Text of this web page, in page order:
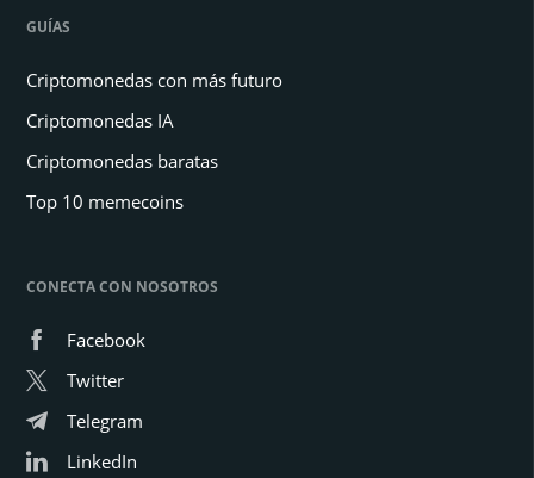
GUÍAS
Criptomonedas con más futuro
Criptomonedas IA
Criptomonedas baratas
Top 10 memecoins
CONECTA CON NOSOTROS
Facebook
Twitter
Telegram
LinkedIn